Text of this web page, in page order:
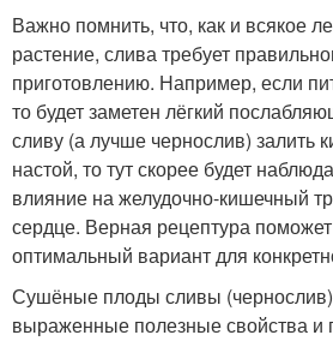
Важно помнить, что, как и всякое
растение, слива требует
приготовлению. Например, если
то будет заметен лёгкий
сливу (а лучше чернослив) залить
настой, то тут скорее будет
влияние на желудочно-кишечный
сердце. Верная рецептура
оптимальный вариант для
Сушёные плоды сливы
выраженные полезные свойства и